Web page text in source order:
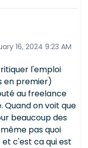
16, 2024 9:23 AM
l'emploi
en premier)
au freelance
Quand on voit que
beaucoup des
pas quoi
c'est ca qui est